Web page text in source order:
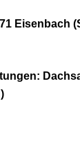
Eisenbach